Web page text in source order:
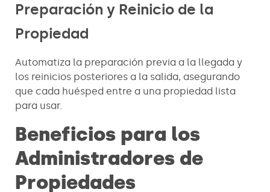
Preparación y Reinicio de la
Propiedad
Automatiza la preparación previa a la llegada y
los reinicios posteriores a la salida, asegurando
que cada huésped entre a una propiedad lista
para usar.
Beneficios para los
Administradores de
Propiedades